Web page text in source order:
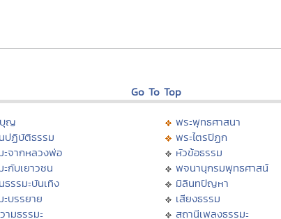
Go To Top
ญ
ปฏิบัติธรรม
ะจากหลวงพ่อ
ะกับเยาวชน
ธรรมะบันเทิง
ะบรรยาย
ามธรรมะ
พระพุทธศาสนา
พระไตรปิฏก
หัวข้อธรรม
พจนานุกรมพุทธศาสน์
มิลินทปัญหา
เสียงธรรม
สถานีเพลงธรรมะ